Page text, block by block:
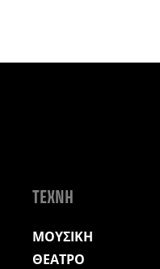
ΤΕΧΝΗ
ΜΟΥΣΙΚΗ
ΘΕΑΤΡΟ